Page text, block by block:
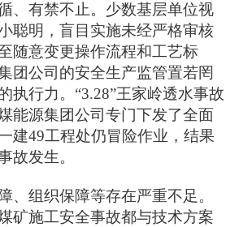
有禁不止。少数基层单位视
聪明，盲目实施未经严格审核
随意变更操作流程和工艺标
团公司的安全生产监管置若罔
执行力。“3.28”王家岭透水事故
能源集团公司专门下发了全面
建49工程处仍冒险作业，结果
故发生。
组织保障等存在严重不足。
矿施工安全事故都与技术方案